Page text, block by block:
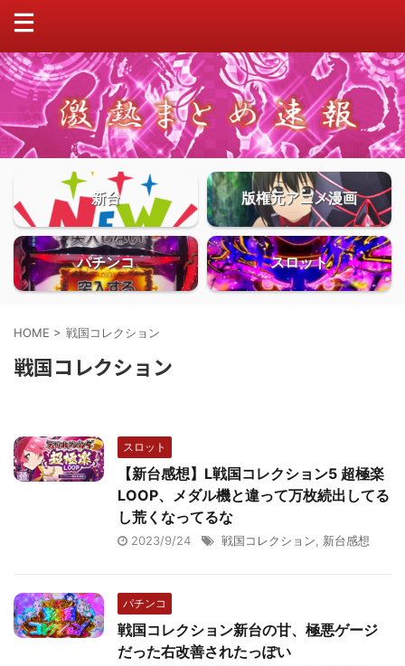
新台 版権元アニメ漫画
パチンコ スロット
HOME > 戦国コレクション
戦国コレクション
スロット
【新台感想】L戦国コレクション5 超極楽
LOOP、メダル機と違って万枚続出してる
し荒くなってるな
2023/9/24 戦国コレクション 新台感想
パチンコ
戦国コレクション新台の甘、極悪ゲージ
だった右改善されたっぽい